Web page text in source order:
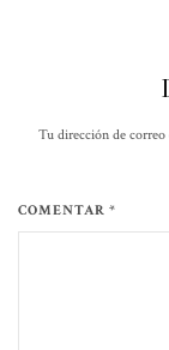
Tu dirección de
COMENTAR *